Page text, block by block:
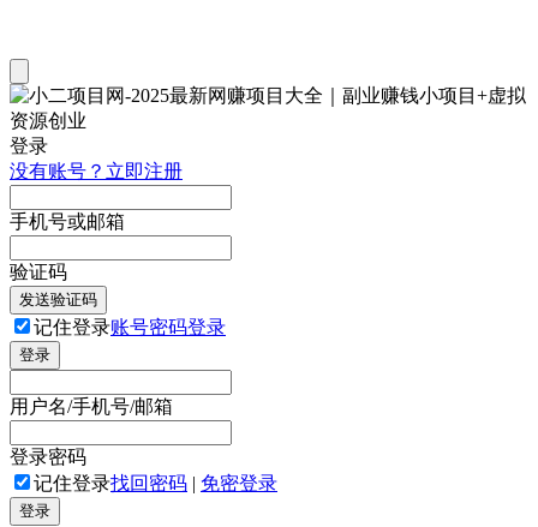
登录
没有账号？立即注册
手机号或邮箱
验证码
发送验证码
记住登录账号密码登录
登录
用户名/手机号/邮箱
登录密码
记住登录找回密码 | 免密登录
登录